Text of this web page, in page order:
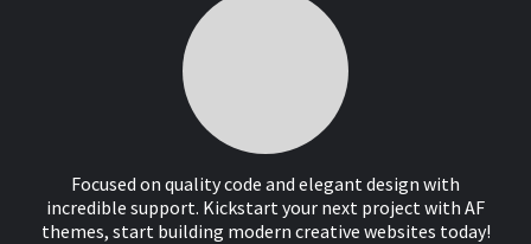
Focused on quality code and elegant design with
incredible support. Kickstart your next project with AF
themes, start building modern creative websites today!